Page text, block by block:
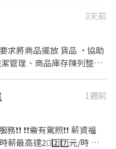
3天前
求將商品擺放 貨品 •協助
管理、商品庫存陳列整理
腳快、理解力好、品行端
，有些商品比較重請納入
歷表 需配合分店輪調與
1週前